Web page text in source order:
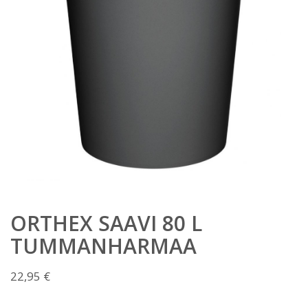
ORTHEX SAAVI 80 L
TUMMANHARMAA
22,95 €